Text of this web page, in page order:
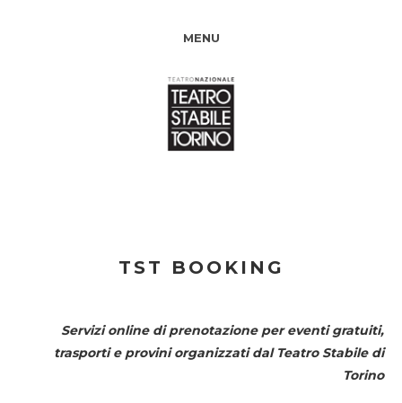
MENU
TST BOOKING
Servizi online di prenotazione per eventi gratuiti,
trasporti e provini organizzati dal Teatro Stabile di
Torino